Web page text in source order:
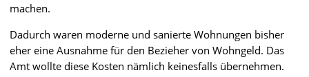
machen.
Dadurch waren moderne und sanierte Wohnungen bisher
eher eine Ausnahme für den Bezieher von Wohngeld. Das
Amt wollte diese Kosten nämlich keinesfalls übernehmen.